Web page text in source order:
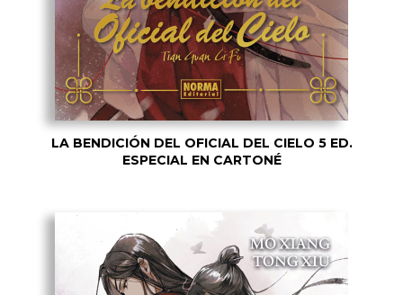
LA BENDICIÓN DEL OFICIAL DEL CIELO 5 ED.
ESPECIAL EN CARTONÉ